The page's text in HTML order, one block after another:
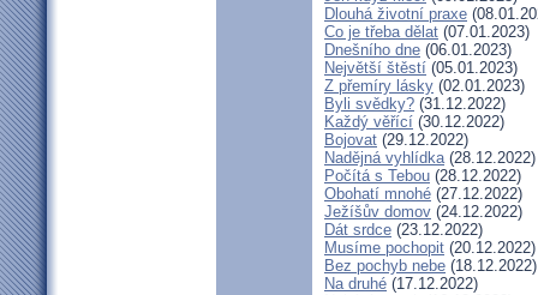
Dlouhá životní praxe
Co je třeba dělat (07.01.2023)
Dnešního dne (06.01.2023)
Největší štěstí (05.01.2023)
Z přemíry lásky (02.01.2023)
Byli svědky? (31.12.2022)
Každý věřící (30.12.2022)
Bojovat (29.12.2022)
Nadějná vyhlídka(28.12.2022)
Počítá s Tebou (28.12.2022)
Obohatí mnohé (27.12.2022)
Ježíšův domov (24.12.2022)
Dát srdce (23.12.2022)
Musíme pochopit (20.12.2022)
Bez pochyb nebe (18.12.2022)
Na druhé (17.12.2022)